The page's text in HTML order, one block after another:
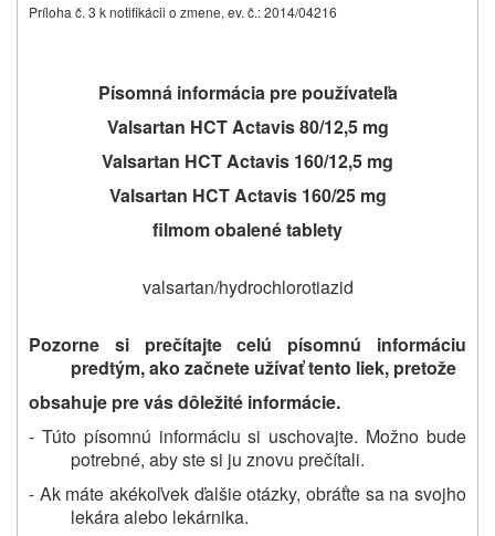
Príloha č. 3 k notifikácii o zmene, ev. č.: 2014/04216
Písomná informácia pre používateľa
Valsartan HCT Actavis 80/12,5 mg
Valsartan HCT Actavis 160/12,5 mg
Valsartan HCT Actavis 160/25 mg
filmom obalené tablety
valsartan/hydrochlorotiazid
Pozorne si prečítajte celú písomnú informáciu
predtým, ako začnete užívať tento liek, pretože
obsahuje pre vás dôležité informácie.
- Túto písomnú informáciu si uschovajte. Možno bude
potrebné, aby ste si ju znovu prečítali.
- Ak máte akékoľvek ďalšie otázky, obráťte sa na svojho
lekára alebo lekárnika.